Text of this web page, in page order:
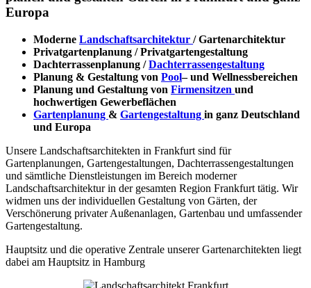
Europa
Moderne Landschaftsarchitektur / Gartenarchitektur
Privatgartenplanung / Privatgartengestaltung
Dachterrassenplanung /Dachterrassengestaltung
Planung & Gestaltung von Pool– und Wellnessbereichen
Planung und Gestaltung von Firmensitzen und
hochwertigen Gewerbeflächen
Gartenplanung & Gartengestaltung in ganz Deutschland
und Europa
Unsere Landschaftsarchitekten in Frankfurt sind für
Gartenplanungen, Gartengestaltungen, Dachterrassengestaltungen
und sämtliche Dienstleistungen im Bereich moderner
Landschaftsarchitektur in der gesamten Region Frankfurt tätig. Wir
widmen uns der individuellen Gestaltung von Gärten, der
Verschönerung privater Außenanlagen, Gartenbau und umfassender
Gartengestaltung.
Hauptsitz und die operative Zentrale unserer Gartenarchitekten liegt
dabei am Hauptsitz in Hamburg